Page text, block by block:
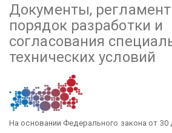
Документы,
порядок разработки и
согласования
технических условий
На основании Федерального закона от 30